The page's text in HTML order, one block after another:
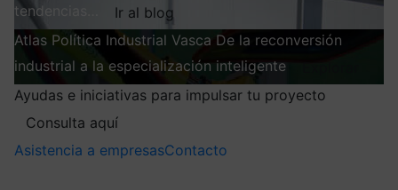
tendencias…
Ir al blog
Atlas Política Industrial Vasca De la reconversión
industrial a la especialización inteligente
Ayudas e iniciativas para impulsar tu proyecto
Consulta aquí
Asistencia a empresasContacto